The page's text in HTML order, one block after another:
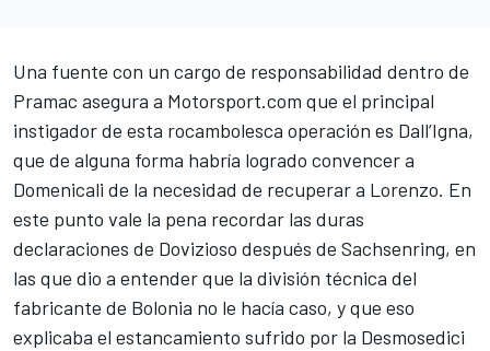
Una fuente con un cargo de responsabilidad dentro de
Pramac asegura a Motorsport.com que el principal
instigador de esta rocambolesca operación es Dall’Igna,
que de alguna forma habría logrado convencer a
Domenicali de la necesidad de recuperar a Lorenzo. En
este punto vale la pena recordar las duras
declaraciones de Dovizioso después de Sachsenring, en
las que dio a entender que la división técnica del
fabricante de Bolonia no le hacía caso, y que eso
explicaba el estancamiento sufrido por la Desmosedici